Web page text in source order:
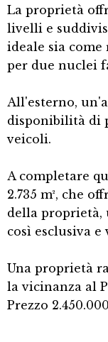
La proprietà
livelli e
ideale sia
per due nuclei
All'esterno,
disponibilità di
veicoli.
A completare
2.735 m², che
della proprietà,
così esclusiva
Una proprietà
la vicinanza al
Prezzo